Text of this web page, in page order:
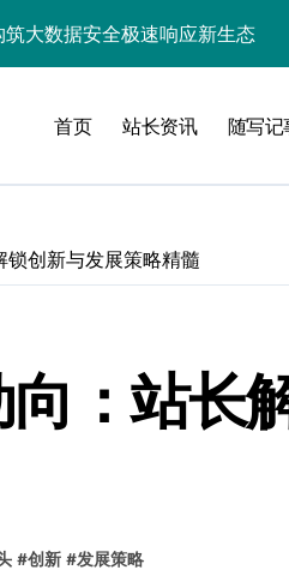
大数据安全极速响应新生态
点燃创业新引擎
大数据精准策援政策
科技化高效开发新范式
理引擎智能高效构建探索
构的智能优化革新
能科技新飞跃
首页 站长资讯 随写记
创新与发展策略精髓
：站长
#创新 #发展策略